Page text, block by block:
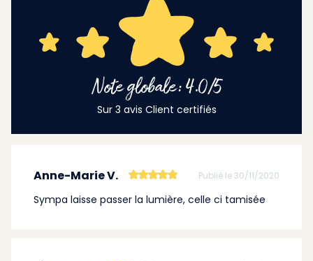
Anne-Marie V. Publié le 30/11/2020
Sympa laisse passer la lumière, celle ci tamisée
Note globale: 4.0/5
Sur 3 avis Client certifiés